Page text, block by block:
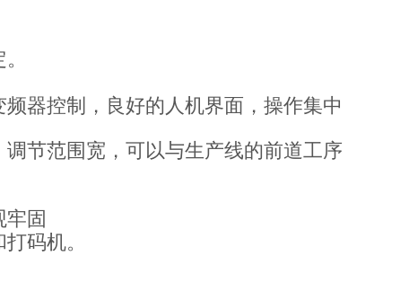
器控制，良好的人机界面，操作集中
节范围宽，可以与生产线的前道工序
牢固
码机。